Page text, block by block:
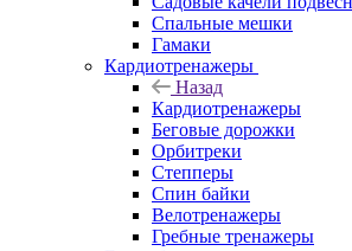
Спальные мешки
Гамаки
Кардиотренажеры
Назад
Кардиотренажеры
Беговые дорожки
Орбитреки
Степперы
Спин байки
Велотренажеры
Гребные тренажеры